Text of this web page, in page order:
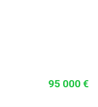
95 000 €